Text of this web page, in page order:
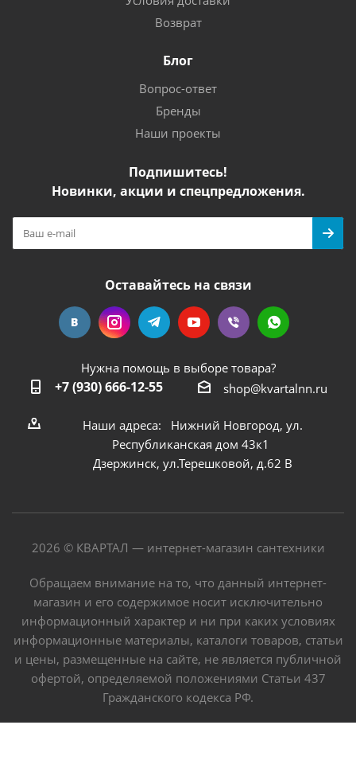
Возврат
Блог
Вопрос-ответ
Бренды
Наши проекты
Подпишитесь!
Новинки, акции и спецпредложения.
Оставайтесь на связи
Нужна помощь в выборе товара?
+7 (930) 666-12-55 shop@kvartalnn.ru
Наши адреса: Нижний Новгород, ул.
Республиканская дом 43к1
Дзержинск, ул.Терешковой, д.62 В
2026 © КВАРТАЛ — интернет-магазин сантехники
Обращаем внимание на то, что данный интернет-
магазин и его содержимое носит исключительно
информационный характер и ни при каких условиях
информационные материалы, каталоги товаров, статьи
и цены, размещенные на сайте, не является публичной
офертой, определяемой положениями Статьи 437
Гражданского кодекса РФ.